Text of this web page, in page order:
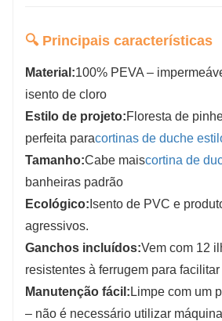
🔍 Principais características
Material:100% PEVA –
isento de cloro
Estilo de projeto:Floresta de
perfeita paracortinas de duche
Tamanho:Cabe maiscortina de
banheiras padrão
Ecológico: Isento de PVC e
agressivos.
Ganchos incluídos:Vem com 12
resistentes à ferrugem para
Manutenção fácil: Limpe com um
– não é necessário utilizar